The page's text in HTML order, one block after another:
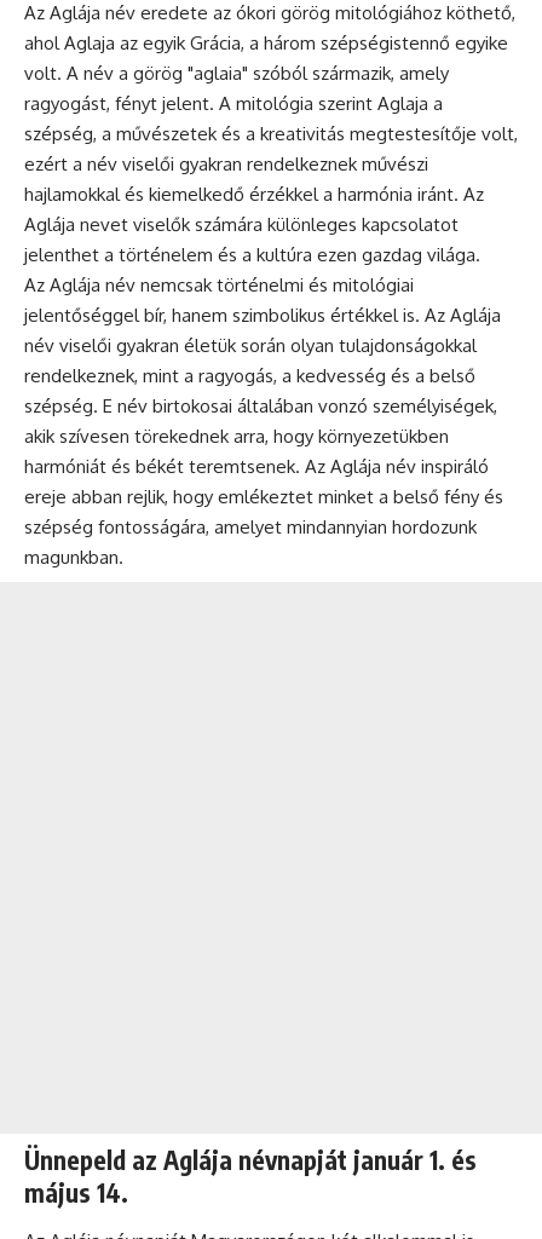
Az Aglája név eredete az ókori görög mitológiához köthető,
ahol Aglaja az egyik Grácia, a három szépségistennő egyike
volt. A név a görög "aglaia" szóból származik, amely
ragyogást, fényt jelent. A mitológia szerint Aglaja a
szépség, a művészetek és a kreativitás megtestesítője volt,
ezért a név viselői gyakran rendelkeznek művészi
hajlamokkal és kiemelkedő érzékkel a harmónia iránt. Az
Aglája nevet viselők számára különleges kapcsolatot
jelenthet a történelem és a kultúra ezen gazdag világa.
Az Aglája név nemcsak történelmi és mitológiai
jelentőséggel bír, hanem szimbolikus értékkel is. Az Aglája
név viselői gyakran életük során olyan tulajdonságokkal
rendelkeznek, mint a ragyogás, a kedvesség és a belső
szépség. E név birtokosai általában vonzó személyiségek,
akik szívesen törekednek arra, hogy környezetükben
harmóniát és békét teremtsenek. Az Aglája név inspiráló
ereje abban rejlik, hogy emlékeztet minket a belső fény és
szépség fontosságára, amelyet mindannyian hordozunk
magunkban.
Ünnepeld az Aglája névnapját január 1. és
május 14.